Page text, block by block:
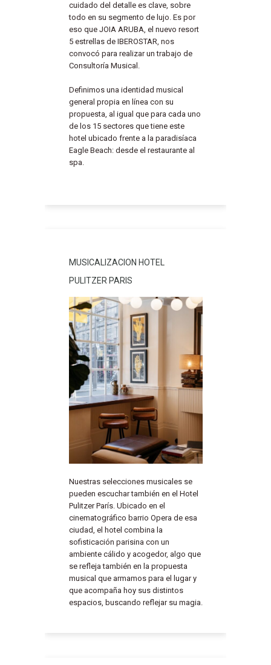
cuidado del detalle es clave, sobre
todo en su segmento de lujo. Es por
eso que JOIA ARUBA, el nuevo resort
5 estrellas de IBEROSTAR, nos
convocó para realizar un trabajo de
Consultoría Musical.
Definimos una identidad musical
general propia en línea con su
propuesta, al igual que para cada uno
de los 15 sectores que tiene este
hotel ubicado frente a la paradisíaca
Eagle Beach: desde el restaurante al
spa.
MUSICALIZACION HOTEL
PULITZER PARIS
Nuestras selecciones musicales se
pueden escuchar también en el Hotel
Pulitzer París. Ubicado en el
cinematográfico barrio Opera de esa
ciudad, el hotel combina la
sofisticación parisina con un
ambiente cálido y acogedor, algo que
se refleja también en la propuesta
musical que armamos para el lugar y
que acompaña hoy sus distintos
espacios, buscando reflejar su magia.